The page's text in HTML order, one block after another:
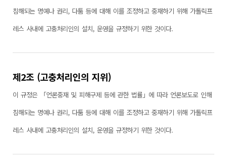
침해되는 명예나 권리, 다툼 등에 대해 이를 조정하고 중재하기 위해 가톨릭프
레스 사내에 고충처리인의 설치, 운영을 규정하기 위한 것이다.
제2조 (고충처리인의 지위)
이 규정은 「언론중재 및 피해구제 등에 관한 법률」에 따라 언론보도로 인해
침해되는 명예나 권리, 다툼 등에 대해 이를 조정하고 중재하기 위해 가톨릭프
레스 사내에 고충처리인의 설치, 운영을 규정하기 위한 것이다.